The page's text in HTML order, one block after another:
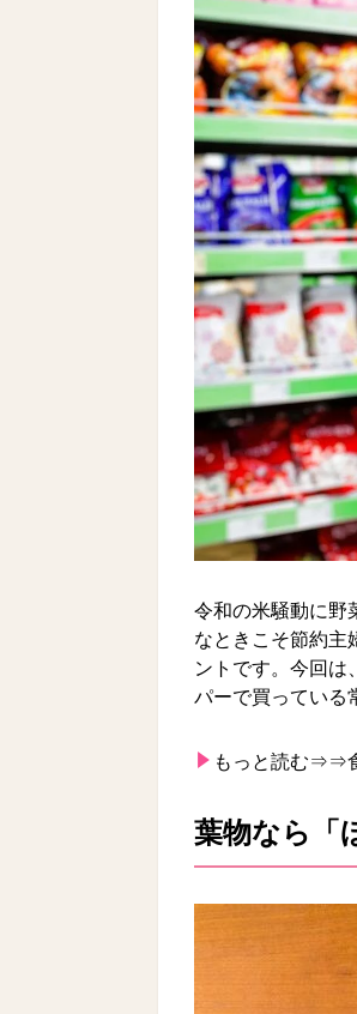
令和の米騒動に野
なときこそ節約主
ントです。今回は
パーで買っている
もっと読む⇒⇒
葉物なら「